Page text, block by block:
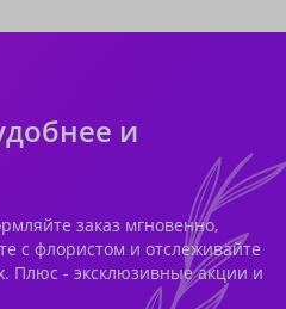
и
заказ мгновенно,
с флористом и отслеживайте
Плюс - эксклюзивные акции и